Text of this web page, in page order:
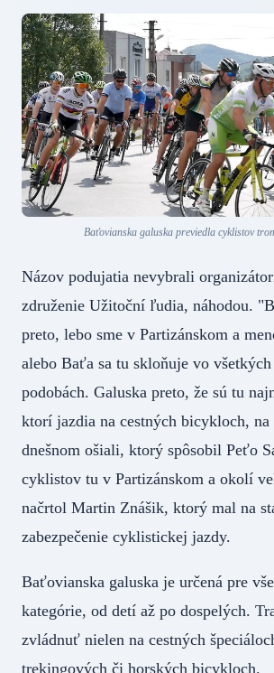
Baťovianska galuska previedla cyklistov
Názov podujatia nevybrali
združenie Užitoční ľudia, náhodou.
preto, lebo sme v Partizánskom a
alebo Baťa sa tu skloňuje vo
podobách. Galuska preto, že sú tu
ktorí jazdia na cestných bicykloch,
dnešnom ošiali, ktorý spôsobil Peťo
cyklistov tu v Partizánskom a okolí
načrtol Martin Znášik, ktorý mal na
zabezpečenie cyklistickej jazdy.
Baťovianska galuska je určená pre
kategórie, od detí až po dospelých.
zvládnuť nielen na cestných
trekingových či horských